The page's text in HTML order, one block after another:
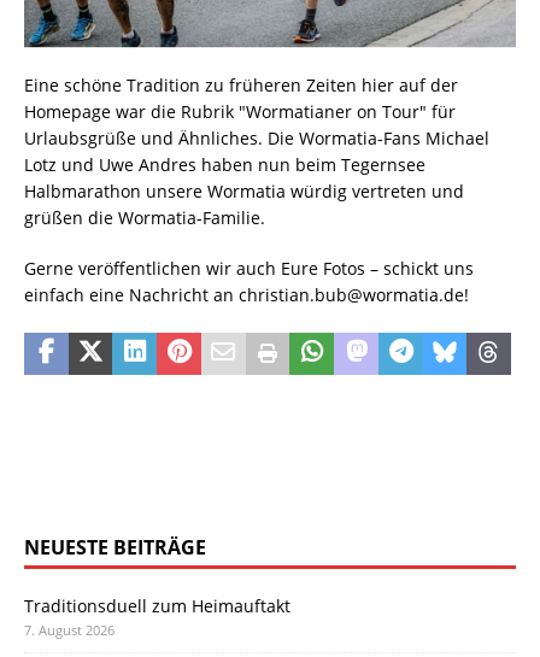
Eine schöne Tradition zu früheren Zeiten hier auf der
Homepage war die Rubrik "Wormatianer on Tour" für
Urlaubsgrüße und Ähnliches. Die Wormatia-Fans Michael
Lotz und Uwe Andres haben nun beim Tegernsee
Halbmarathon unsere Wormatia würdig vertreten und
grüßen die Wormatia-Familie.
Gerne veröffentlichen wir auch Eure Fotos – schickt uns
einfach eine Nachricht an christian.bub@wormatia.de!
NEUESTE BEITRÄGE
Traditionsduell zum Heimauftakt
7. August 2026